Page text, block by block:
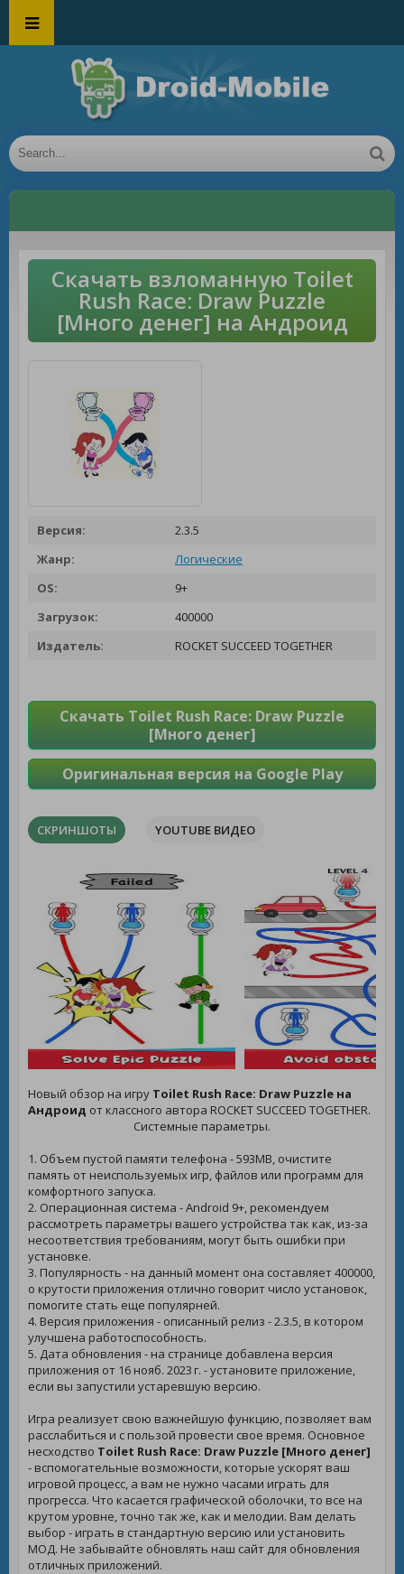
Скачать взломанную Toilet
Rush Race: Draw Puzzle
[Много денег] на Андроид
Версия:
2.3.5
Жанр:
Логические
OS:
9+
Загрузок:
400000
Издатель:
ROCKET SUCCEED TOGETHER
Скачать Toilet Rush Race: Draw Puzzle
[Много денег]
Оригинальная версия на Google Play
СКРИНШОТЫ YOUTUBE ВИДЕО
Новый обзор на игру Toilet Rush Race: Draw Puzzle на
Андроид от классного автора ROCKET SUCCEED TOGETHER.
Системные параметры.
1. Объем пустой памяти телефона - 593MB, очистите
память от неиспользуемых игр, файлов или программ для
комфортного запуска.
2. Операционная система - Android 9+, рекомендуем
рассмотреть параметры вашего устройства так как, из-за
несоответствия требованиям, могут быть ошибки при
установке.
3. Популярность - на данный момент она составляет 400000,
о крутости приложения отлично говорит число установок,
помогите стать еще популярней.
4. Версия приложения - описанный релиз - 2.3.5, в котором
улучшена работоспособность.
5. Дата обновления - на странице добавлена версия
приложения от 16 нояб. 2023 г. - установите приложение,
если вы запустили устаревшую версию.
Игра реализует свою важнейшую функцию, позволяет вам
расслабиться и с пользой провести свое время. Основное
несходство Toilet Rush Race: Draw Puzzle [Много денег]
- вспомогательные возможности, которые ускорят ваш
игровой процесс, а вам не нужно часами играть для
прогресса. Что касается графической оболочки, то все на
крутом уровне, точно так же, как и мелодии. Вам делать
выбор - играть в стандартную версию или установить
МОД. Не забывайте обновлять наш сайт для обновления
отличных приложений.